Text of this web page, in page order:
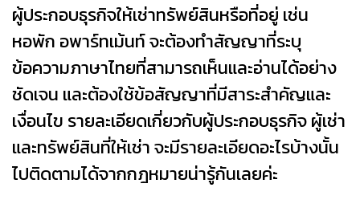
ผู้ประกอบธุรกิจให้เช่าทรัพย์สินหรือที่อยู่ เช่น
หอพัก อพาร์ทเม้นท์ จะต้องทำสัญญาที่ระบุ
ข้อความภาษาไทยที่สามารถเห็นและอ่านได้อย่าง
ชัดเจน และต้องใช้ข้อสัญญาที่มีสาระสำคัญและ
เงื่อนไข รายละเอียดเกี่ยวกับผู้ประกอบธุรกิจ ผู้เช่า
และทรัพย์สินที่ให้เช่า จะมีรายละเอียดอะไรบ้างนั้น
ไปติดตามได้จากกฎหมายน่ารู้กันเลยค่ะ